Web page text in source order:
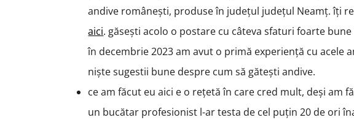
andive românești, produse în județul județul Neamț. îți
aici. găsești acolo o postare cu câteva sfaturi foarte
în decembrie 2023 am avut o primă experiență cu acele
niște sugestii bune despre cum să gătești andive.
ce am făcut eu aici e o rețetă în care cred mult, deși am
un bucătar profesionist l-ar testa de cel puțin 20 de ori